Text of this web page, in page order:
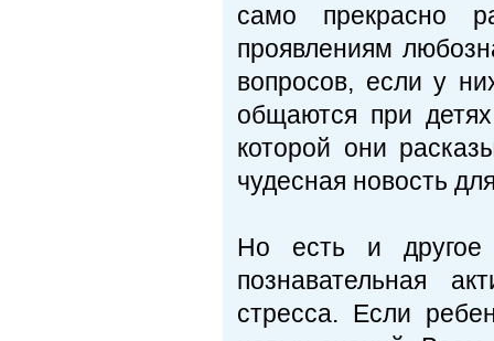
само прекрасно
проявлениям
вопросов, если у
общаются при
которой они
чудесная новость
Но есть и другое
познавательная
стресса. Если